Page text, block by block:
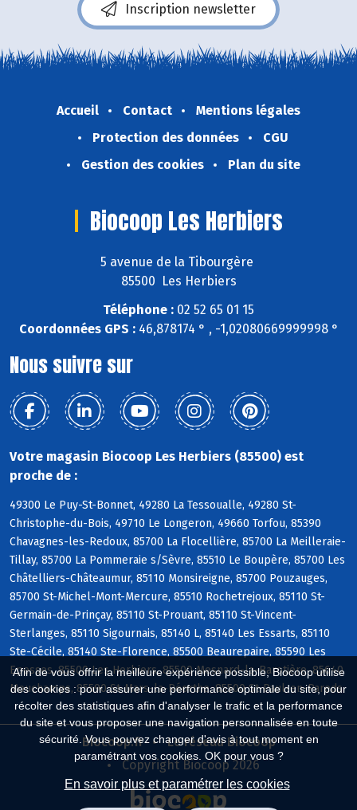
Afin de vous offrir la meilleure expérience possible, Biocoop utilise
des cookies : pour assurer une performance optimale du site, pour
récolter des statistiques afin d'analyser le trafic et la performance
du site et vous proposer une navigation personnalisée en toute
sécurité. Vous pouvez changer d'avis à tout moment en
paramétrant vos cookies. OK pour vous ?
En savoir plus et paramétrer les cookies
Inscription newsletter
Accueil Contact
Mentions légales
Protection des données
CGU
Gestion des cookies
Plan du site
Biocoop Les Herbiers
5 avenue de la Tibourgère
85500 Les Herbiers
Téléphone : 02 52 65 01 15
Coordonnées GPS :46,878174 ° , -1,02080669999998 °
Nous suivre sur
Votre magasin Biocoop Les Herbiers (85500) est
proche de :
49300 Le Puy-St-Bonnet, 49280 La Tessoualle, 49280 St-
Christophe-du-Bois, 49710 Le Longeron, 49660 Torfou, 85390
Chavagnes-les-Redoux, 85700 La Flocellière, 85700 La Meilleraie-
Tillay, 85700 La Pommeraie s/Sèvre, 85510 Le Boupère, 85700 Les
Châtelliers-Châteaumur, 85110 Monsireigne, 85700 Pouzauges,
85700 St-Michel-Mont-Mercure, 85510 Rochetrejoux, 85110 St-
Germain-de-Prinçay, 85110 St-Prouant, 85110 St-Vincent-
Sterlanges, 85110 Sigournais, 85140 L, 85140 Les Essarts, 85110
Ste-Cécile, 85140 Ste-Florence, 85500 Beaurepaire, 85590 Les
Epesses, 85500 Les Herbiers, 85500 Mesnard-la-Barotière, 85640
Mouchamps, 85590 St-Mars-la-Réorthe, 85500 St-Paul-en-Pareds
Biocoop.fr
Le réseau Biocoop
Copyright Biocoop 2026